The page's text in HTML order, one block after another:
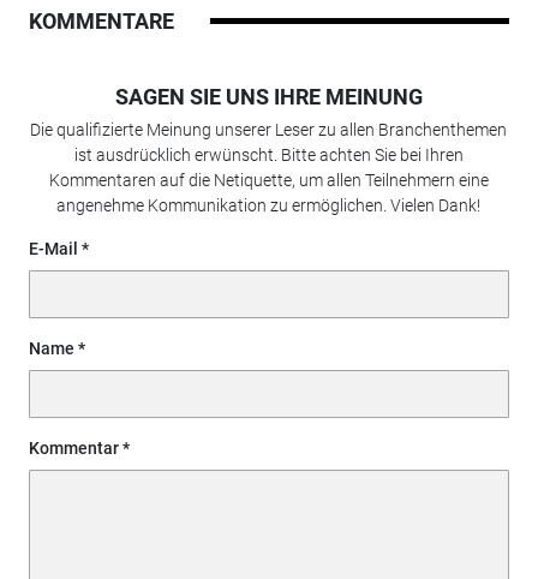
KOMMENTARE
SAGEN SIE UNS IHRE MEINUNG
Die qualifizierte Meinung unserer Leser zu allen Branchenthemen
ist ausdrücklich erwünscht. Bitte achten Sie bei Ihren
Kommentaren auf die Netiquette, um allen Teilnehmern eine
angenehme Kommunikation zu ermöglichen. Vielen Dank!
E-Mail
Name
Kommentar